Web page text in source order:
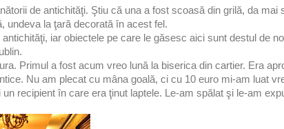
de antichităţi. Ştiu că una a fost scoasă din grilă, da mai
undeva la ţară decorată în acest fel.
iar obiectele pe care le găsesc aici sunt destul de
Primul a fost acum vreo lună la biserica din cartier. Era
Nu am plecat cu mâna goală, ci cu 10 euro mi-am luat
recipient în care era ţinut laptele. Le-am spălat şi le-am